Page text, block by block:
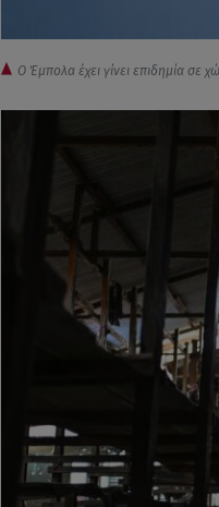
Ο Έμπολα έχει γίνει επιδημία